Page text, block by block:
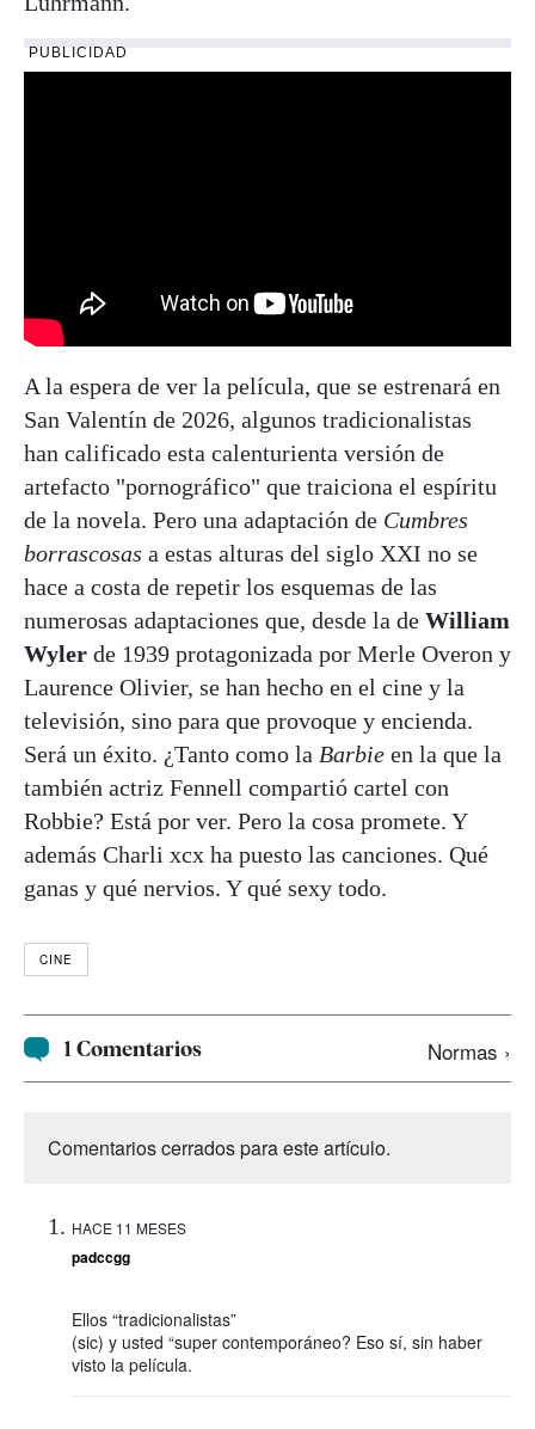
PUBLICIDAD
A la espera de ver la película, que se estrenará en
San Valentín de 2026, algunos tradicionalistas
han calificado esta calenturienta versión de
artefacto "pornográfico" que traiciona el espíritu
de la novela. Pero una adaptación de Cumbres
borrascosas a estas alturas del siglo XXI no se
hace a costa de repetir los esquemas de las
numerosas adaptaciones que, desde la de William
Wyler de 1939 protagonizada por Merle Overon y
Laurence Olivier, se han hecho en el cine y la
televisión, sino para que provoque y encienda.
Será un éxito. ¿Tanto como la Barbie en la que la
también actriz Fennell compartió cartel con
Robbie? Está por ver. Pero la cosa promete. Y
además Charli xcx ha puesto las canciones. Qué
ganas y qué nervios. Y qué sexy todo.
CINE
1 Comentarios Normas ›
Comentarios cerrados para este artículo.
HACE 11 MESES
padccgg
Ellos “tradicionalistas”
(sic) y usted “super contemporáneo? Eso sí, sin haber
visto la película.